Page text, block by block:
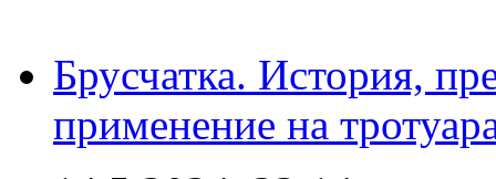
Брусчатка. История,
применение на